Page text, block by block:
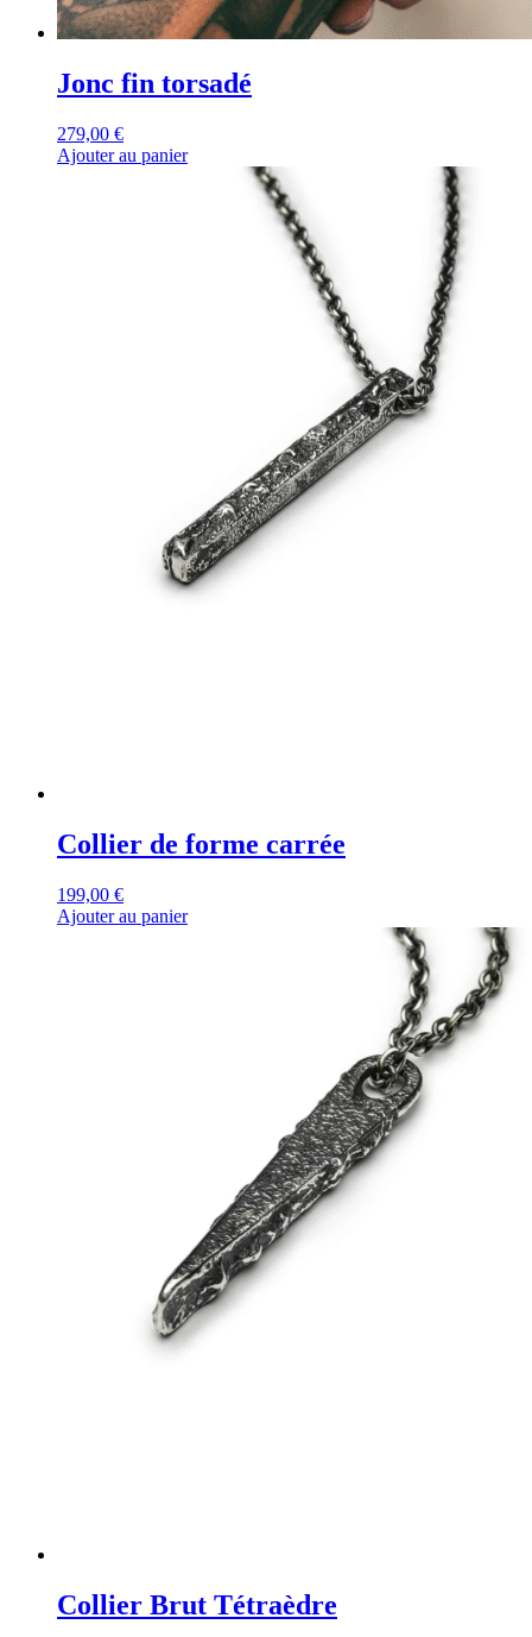
Jonc fin torsadé
279,00 €
Ajouter au panier
Collier de forme carrée
199,00 €
Ajouter au panier
Collier Brut Tétraèdre